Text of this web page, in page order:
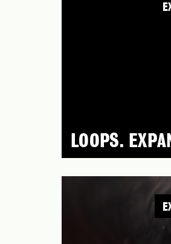
LOOPS.